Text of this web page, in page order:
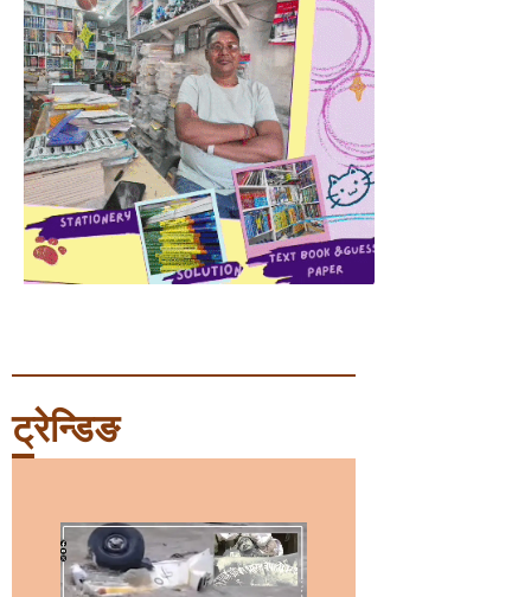
ट्रेन्डिङ